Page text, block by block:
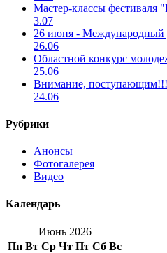
Мастер-классы фестиваля
3.07
26 июня - Международный
26.06
Областной конкурс
25.06
Внимание, поступающим!!!
24.06
Рубрики
Анонсы
Фотогалерея
Видео
Календарь
Июнь 2026
Пн Вт Ср Чт Пт Сб Вс